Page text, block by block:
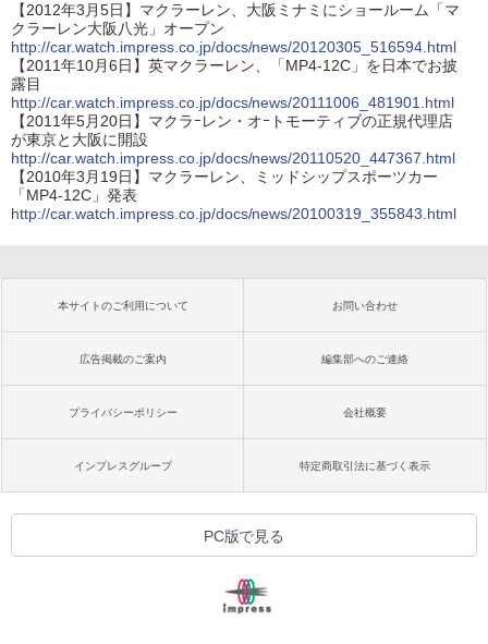
【2012年3月5日】マクラーレン、大阪ミナミにショールーム「マ
クラーレン大阪八光」オープン
http://car.watch.impress.co.jp/docs/news/20120305_516594.html
【2011年10月6日】英マクラーレン、「MP4-12C」を日本でお披
露目
http://car.watch.impress.co.jp/docs/news/20111006_481901.html
【2011年5月20日】マクラｰレン・オｰトモーティブの正規代理店
が東京と大阪に開設
http://car.watch.impress.co.jp/docs/news/20110520_447367.html
【2010年3月19日】マクラーレン、ミッドシップスポーツカー
「MP4-12C」発表
http://car.watch.impress.co.jp/docs/news/20100319_355843.html
本サイトのご利用について お問い合わせ
広告掲載のご案内 編集部へのご連絡
プライバシーポリシー 会社概要
インプレスグループ 特定商取引法に基づく表示
PC版で見る